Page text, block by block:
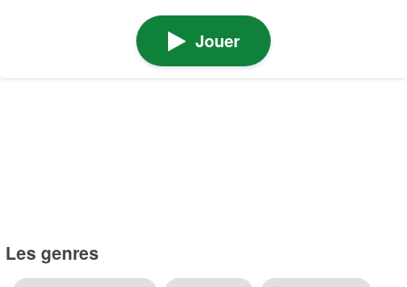
Jouer
Les genres